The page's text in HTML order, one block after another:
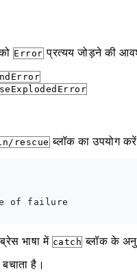
Error प्रत्यय जोड़ने की
rescue ब्लॉक का उपयोग
of failure
भाषा में catch ब्लॉक के
बचाता है।